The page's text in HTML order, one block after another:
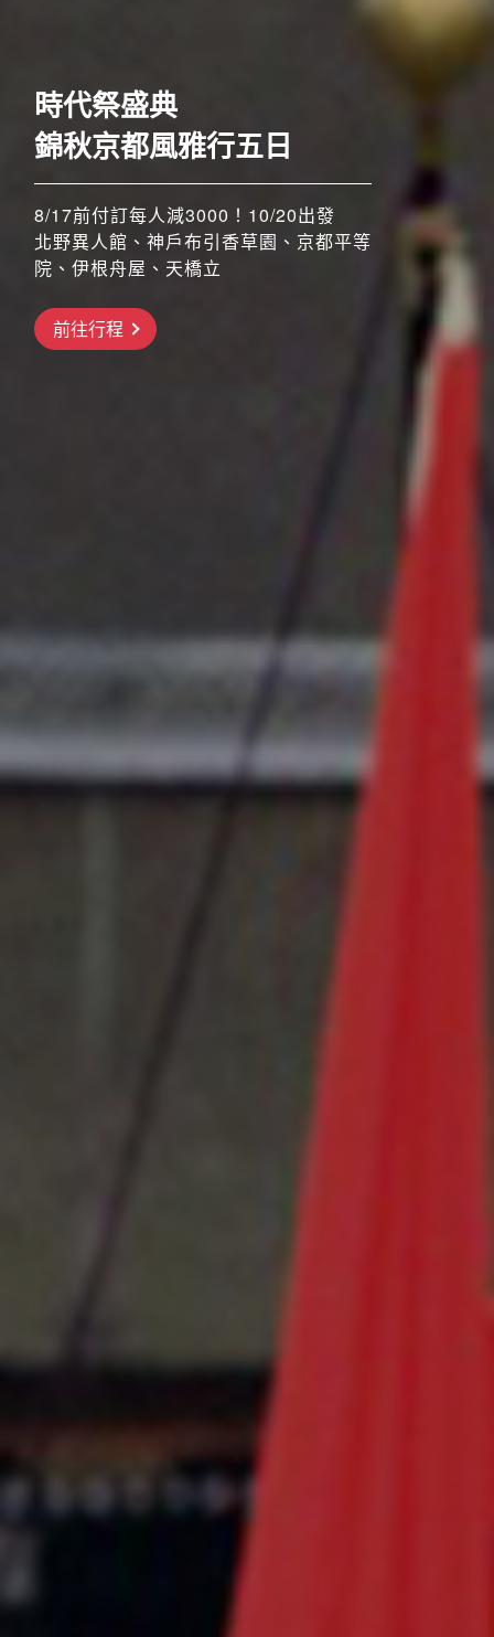
搶先GO
時代祭盛典
錦秋京都風雅行五日
8/17前付訂每人減3000！10/20出發
北野異人館、神戶布引香草園、京都平等
院、伊根舟屋、天橋立
前往行程
奢華五星至福列車之旅六
日
52席至福+賞楓勝地
前往行程